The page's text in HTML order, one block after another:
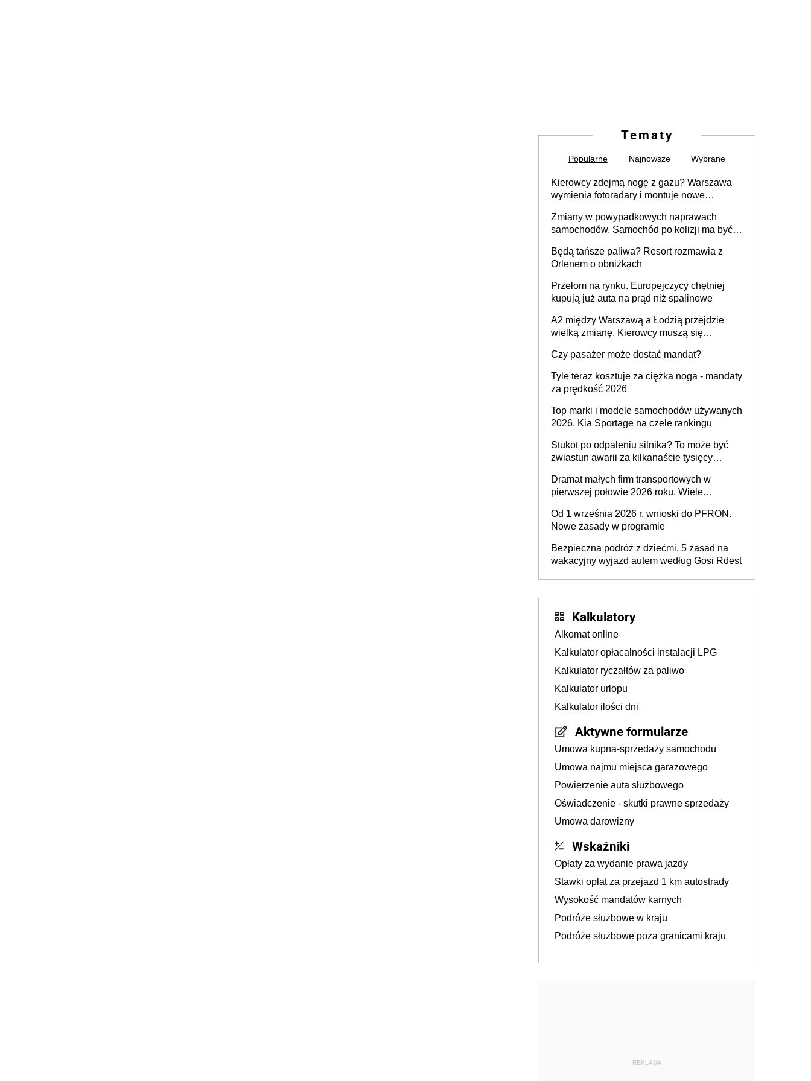
Tematy
Popularne Najnowsze Wybrane
Kierowcy zdejmą nogę z gazu? Warszawa
wymienia fotoradary i montuje nowe
Zmiany w powypadkowych naprawach
samochodów. Samochód po kolizji ma być
technologią producenta
Będą tańsze paliwa? Resort rozmawia z
Orlenem o obniżkach
Przełom na rynku. Europejczycy chętniej
kupują już auta na prąd niż spalinowe
A2 między Warszawą a Łodzią przejdzie
wielką zmianę. Kierowcy muszą się
Czy pasażer może dostać mandat?
Tyle teraz kosztuje za ciężka noga - mandaty
za prędkość 2026
Top marki i modele samochodów używanych
2026. Kia Sportage na czele rankingu
Stukot po odpaleniu silnika? To może być
zwiastun awarii za kilkanaście tysięcy
Dramat małych firm transportowych w
pierwszej połowie 2026 roku. Wiele
Od 1 września 2026 r. wnioski do PFRON.
Nowe zasady w programie
Bezpieczna podróż z dziećmi. 5 zasad na
wakacyjny wyjazd autem według Gosi Rdest
Kalkulatory
Alkomat online
Kalkulator opłacalności instalacji LPG
Kalkulator ryczałtów za paliwo
Kalkulator urlopu
Kalkulator ilości dni
Aktywne formularze
Umowa kupna-sprzedaży samochodu
Umowa najmu miejsca garażowego
Powierzenie auta służbowego
Oświadczenie - skutki prawne sprzedaży
Umowa darowizny
Wskaźniki
Opłaty za wydanie prawa jazdy
Stawki opłat za przejazd 1 km autostrady
Wysokość mandatów karnych
Podróże służbowe w kraju
Podróże służbowe poza granicami kraju
REKLAMA